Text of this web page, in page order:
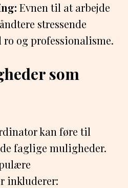
Evnen til at arbejde
stressende
og professionalisme.
som
kan føre til
faglige muligheder.
inkluderer: